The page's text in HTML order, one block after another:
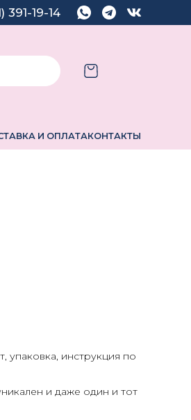
391-19-14
И ОПЛАТАКОНТАКТЫ
упаковка, инструкция по
и даже один и тот